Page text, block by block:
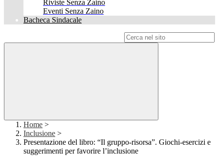
Riviste Senza Zaino
Eventi Senza Zaino
Bacheca Sindacale
Home >
Inclusione >
Presentazione del libro: “Il gruppo-risorsa”. Giochi-esercizi e
suggerimenti per favorire l’inclusione